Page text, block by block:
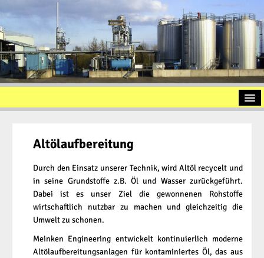
Vorstellung
Altölaufbereitung
Slopöl
Ölschlamm
Kontakt
Impressum
Altölaufbereitung
Durch den Einsatz unserer Technik, wird Altöl recycelt und
in seine Grundstoffe z.B. Öl und Wasser zurückgeführt.
Dabei ist es unser Ziel die gewonnenen Rohstoffe
wirtschaftlich nutzbar zu machen und gleichzeitig die
Umwelt zu schonen.
Meinken Engineering entwickelt kontinuierlich moderne
Altölaufbereitungsanlagen für kontaminiertes Öl, das aus